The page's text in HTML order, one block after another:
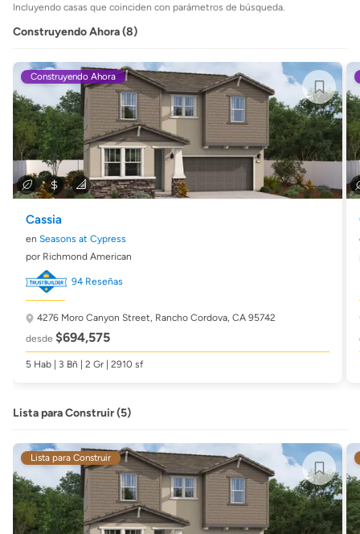
Incluyendo casas que coinciden con parámetros de búsqueda.
Construyendo Ahora (8)
Construyendo Ahora
Cassia
en Seasons at Cypress
por Richmond American
94 Reseñas
4276 Moro Canyon Street, Rancho Cordova, CA 95742
desde $694,575
5 Hab | 3 Bñ | 2 Gr | 2910 sf
Lista para Construir (5)
Lista para Construir